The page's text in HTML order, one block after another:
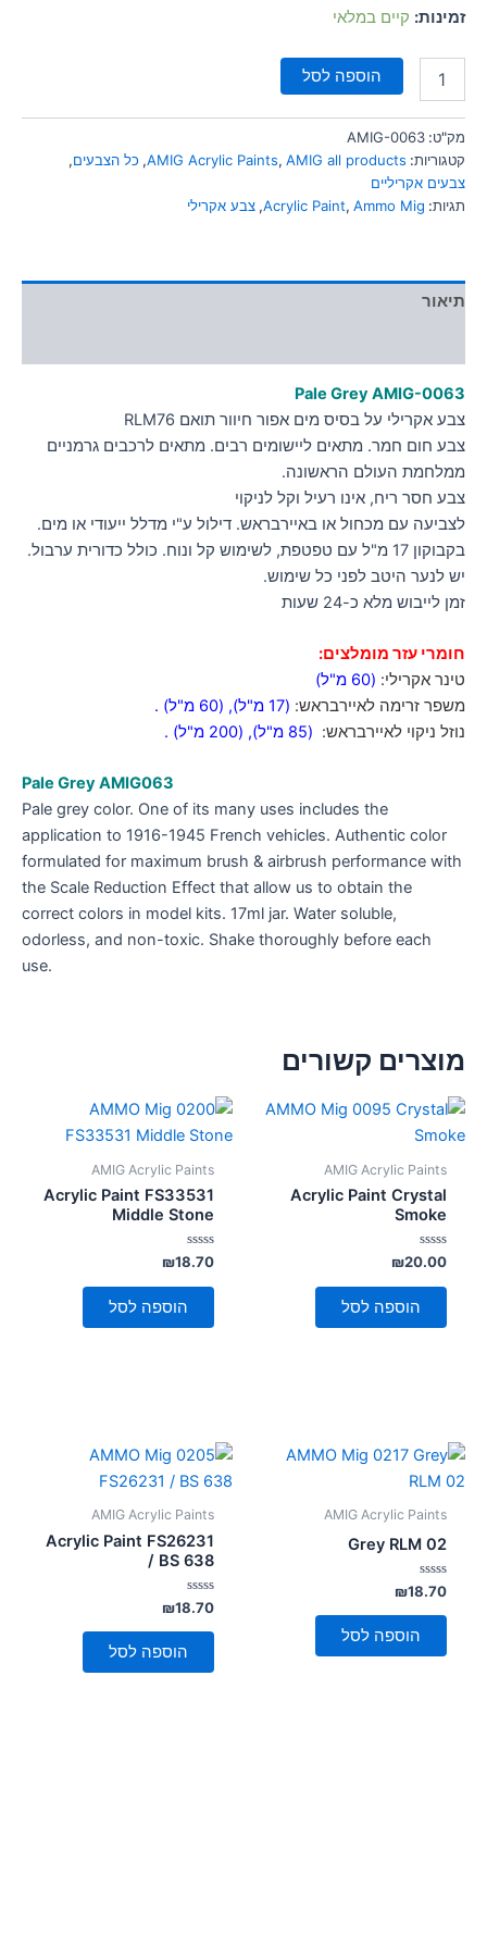
font_download סמן קישורים זמינות: קיים במלאי
הוספה לסל
מק"ט: AMIG-0063
קטגוריות:
AMIG Acrylic Paints, AMIG all products
, כל הצבעים,
צבעים אקריליים
תגיות:
Acrylic Paint, Ammo Mig
, צבע אקרילי
תיאור
Pale GreyAMIG-0063
צבע אקרילי על בסיס מים אפור חיוור תואם RLM76
צבע חום חמר. מתאים ליישומים רבים. מתאים לרכבים גרמניים
ממלחמת העולם הראשונה.
צבע חסר ריח, אינו רעיל וקל לניקוי
לצביעה עם מכחול או באיירבראש. דילול ע"י מדלל ייעודי או מים.
בקבוקון 17 מ"ל עם טפטפת, לשימוש קל ונוח. כולל כדורית ערבול.
יש לנער היטב לפני כל שימוש.
זמן לייבוש מלא כ-24 שעות
חומרי עזר מומלצים:
טינר אקרילי: (60 מ"ל)
משפר זרימה לאיירבראש: (17 מ"ל) , (60 מ"ל)
.
נוזל ניקוי לאיירבראש: (85 מ"ל) , (200 מ"ל) .
Pale GreyAMIG063
Pale grey color. One of its many uses includes the
application to 1916-1945 French vehicles. Authentic color
formulated for maximum brush & airbrush performance with
the Scale Reduction Effect that allow us to obtain the
correct colors in model kits. 17ml jar. Water soluble,
odorless, and non-toxic. Shake thoroughly before each
use.
מוצרים קשורים
AMIG Acrylic Paints
Acrylic Paint Crystal
Smoke
דורג
0
מתוך
₪20.00
הוספה לסל
AMIG Acrylic Paints
Acrylic Paint FS33531
Middle Stone
דורג
0
מתוך
₪18.70
הוספה לסל
AMIG Acrylic Paints
Grey RLM 02
דורג
0
מתוך
₪18.70
הוספה לסל
AMIG Acrylic Paints
Acrylic Paint FS26231
/ BS 638
דורג
0
מתוך
₪18.70
הוספה לסל